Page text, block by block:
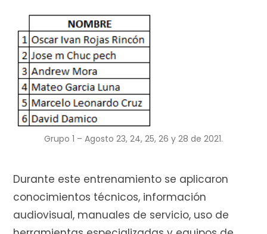
Grupo 1 – Agosto 23, 24, 25, 26 y 28 de 2021.
Durante este entrenamiento se aplicaron
conocimientos técnicos, información
audiovisual, manuales de servicio, uso de